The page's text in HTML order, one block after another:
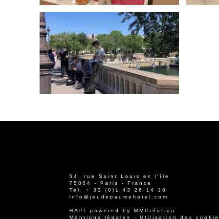
54, rue Saint Louis en l'île
75004 - Paris - France
Tel. + 33 (0)1 43 26 14 18
info@jeudepaumehotel.com
HAPI powered by MMCréation
Mentions légales
- Utilisation des